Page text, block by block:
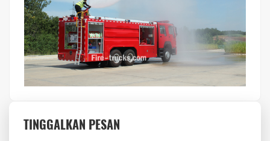
TINGGALKAN PESAN